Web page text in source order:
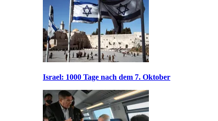
Israel: 1000 Tage nach dem 7. Oktober